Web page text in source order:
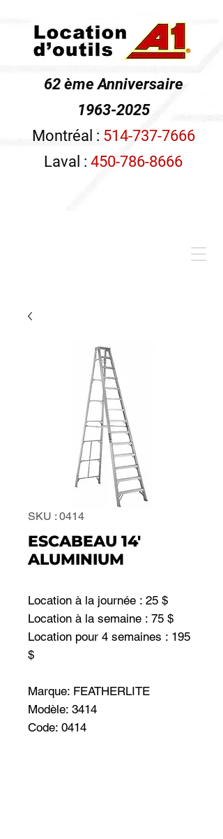
62 ème Anniversaire
1963-2025
Montréal : 514-737-7666
Laval : 450-786-8666
SKU : 0414
ESCABEAU 14'
ALUMINIUM
Location à la journée : 25 $
Location à la semaine : 75 $
Location pour 4 semaines : 195
$
Marque: FEATHERLITE
Modèle: 3414
Code: 0414